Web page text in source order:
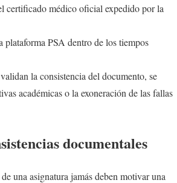
certificado médico oficial expedido por la
PSA dentro de los tiempos
la consistencia del documento, se
académicas o la exoneración de las fallas
documentales
una asignatura jamás deben motivar una